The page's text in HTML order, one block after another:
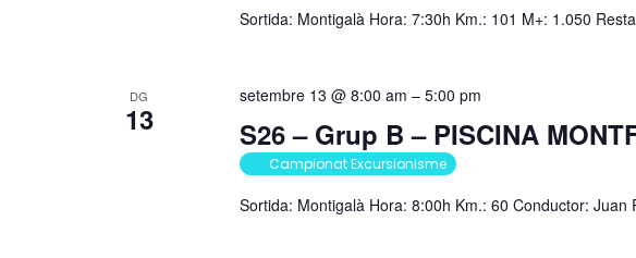
Sortida: Montigalà Hora: 7:30h Km.: 101 M+: 1.050
DG
13 S26 – Grup B – PISCINA
setembre 13 @ 8:00 am – 5:00 pm
Campionat Excursionisme
Sortida: Montigalà Hora: 8:00h Km.: 60 Conductor: Juan